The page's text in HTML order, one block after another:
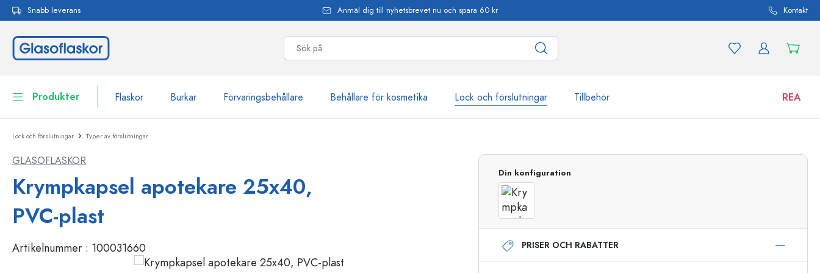
Hoppa till huvudnavigering
Snabb leverans Anmäl dig till nyhetsbrevet nu och spara 60 kr Kontakt
Produkter Flaskor Burkar Förvaringsbehållare Behållare för kosmetika Lock och förslutningar Tillbehör REA
Flaskor
Förvaringsbehållare
Porslin
Behållare för kosmetika
Flaskor efter märke
WECK-flaskor
Flaskor med patentkork
Sprayflaskor
Airless dispenser
Roll on-flaskor
Burkar
Lock och förslutningar Typer av förslutningar
GLASOFLASKOR
Krympkapsel apotekare 25x40,
PVC-plast
Artikelnummer : 100031660
Din konfiguration
PRISER OCH RABATTER